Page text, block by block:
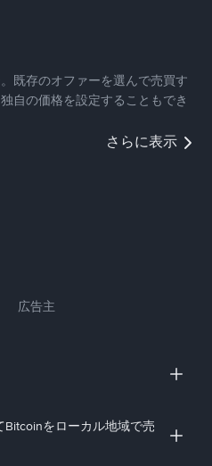
既存のオファーを選んで売買す
自の価格を設定することもでき
さらに表示
広告主
Bitcoinをローカル地域で売